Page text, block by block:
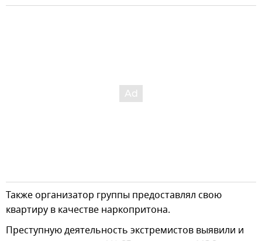
Также организатор группы предоставлял свою
квартиру в качестве наркопритона.
Преступную деятельность экстремистов выявили и